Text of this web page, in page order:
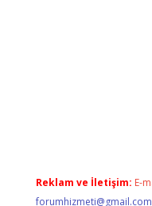
Reklam ve İletişim: E-
forumhizmeti@gmail.com